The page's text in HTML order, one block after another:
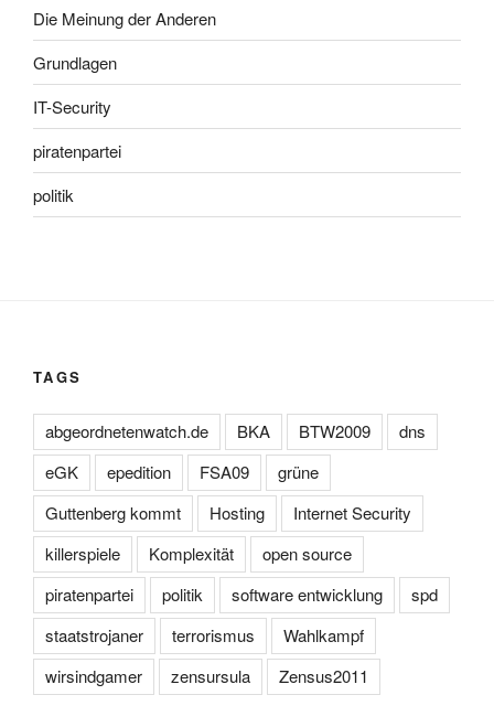
Die Meinung der Anderen
Grundlagen
IT-Security
piratenpartei
politik
TAGS
abgeordnetenwatch.de BKA BTW2009
dns
eGK
epedition FSA09
grüne
Guttenberg kommt
Hosting
Internet Security
killerspiele
Komplexität
open source
piratenpartei
politik software entwicklung
spd
staatstrojaner
terrorismus
Wahlkampf
wirsindgamer
zensursula Zensus2011